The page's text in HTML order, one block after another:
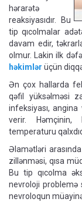
hərarətə
reaksiyasıdır. Bu
tip qıcolmalar
davam edir,
olmur. Lakin ilk
həkimlər üçün
Ən çox hallarda
qəfil yüksəlməsi
infeksiyası,
verir. Həmçinin,
temperaturu
Əlamətləri
zillənməsi, qısa
Bu tip qıcolma
nevroloji problemə
nevroloqun